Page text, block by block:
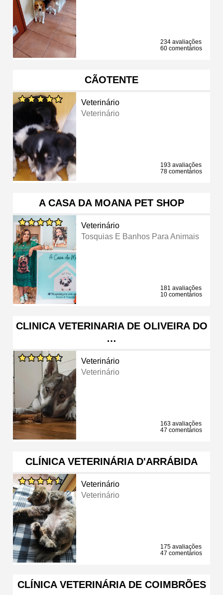
234 avaliações
60 comentários
CÃOTENTE
Veterinário
Veterinário
193 avaliações
78 comentários
A CASA DA MOANA PET SHOP
Veterinário
Tosquias E Banhos Para Animais
181 avaliações
10 comentários
CLINICA VETERINARIA DE OLIVEIRA DO
…
Veterinário
Veterinário
163 avaliações
47 comentários
CLÍNICA VETERINÁRIA D'ARRÁBIDA
Veterinário
Veterinário
175 avaliações
47 comentários
CLÍNICA VETERINÁRIA DE COIMBRÕES